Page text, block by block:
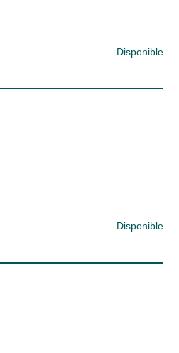
Disponible
Disponible